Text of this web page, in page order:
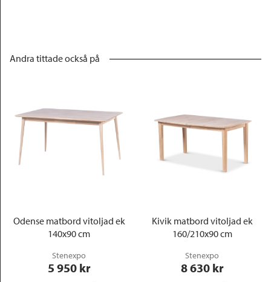
Andra tittade också på
Odense matbord vitoljad ek
140x90 cm
Stenexpo
5 950 kr
Kivik matbord vitoljad ek
160/210x90 cm
Stenexpo
8 630 kr